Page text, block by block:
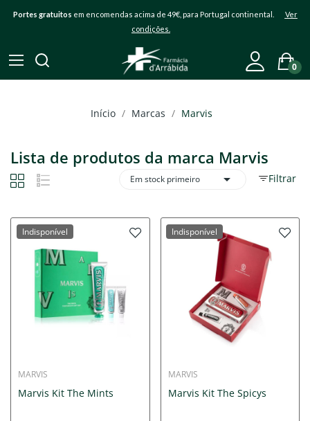
Portes gratuitos em encomendas acima de 49€, para Portugal continental. Ver
condições.
0
Início Marcas Marvis
Lista de produtos da marca Marvis
Filtrar
Em stock primeiro 
Indisponível
MARVIS
Marvis Kit The Mints
Indisponível
MARVIS
Marvis Kit The Spicys